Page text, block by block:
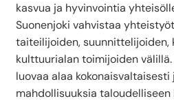
kasvua ja hyvinvointia
Suonenjoki vahvistaa
taiteilijoiden, suunnittelijoiden,
kulttuurialan toimijoiden
luovaa alaa kokonaisvaltaisesti
mahdollisuuksia